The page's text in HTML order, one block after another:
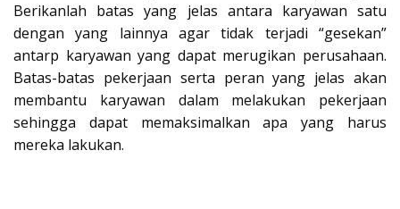
Berikanlah batas yang jelas antara karyawan satu
dengan yang lainnya agar tidak terjadi “gesekan”
antarp karyawan yang dapat merugikan perusahaan.
Batas-batas pekerjaan serta peran yang jelas akan
membantu karyawan dalam melakukan pekerjaan
sehingga dapat memaksimalkan apa yang harus
mereka lakukan.